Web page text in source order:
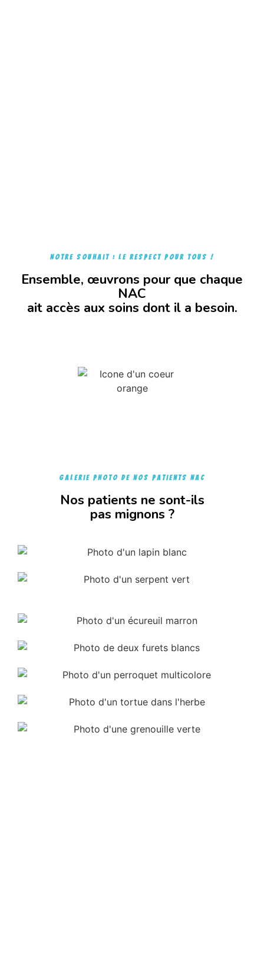
Notre souhait : Le respect pour tous !
Ensemble, œuvrons pour que chaque
NAC
ait accès aux soins dont il a besoin.
galerie photo de nos patients NAC
Nos patients ne sont-ils
pas mignons ?